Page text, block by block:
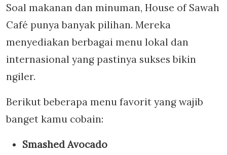
Soal makanan dan minuman, House of Sawah
Café punya banyak pilihan. Mereka
menyediakan berbagai menu lokal dan
internasional yang pastinya sukses bikin
ngiler.
Berikut beberapa menu favorit yang wajib
banget kamu cobain:
Smashed Avocado